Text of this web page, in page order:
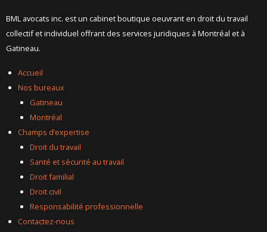
BML avocats inc. est un cabinet boutique oeuvrant en droit du travail
collectif et individuel offrant des services juridiques à Montréal et à
Gatineau.
Accueil
Nos bureaux
Gatineau
Montréal
Champs d’expertise
Droit du travail
Santé et sécurité au travail
Droit familial
Droit civil
Responsabilité professionnelle
Contactez-nous